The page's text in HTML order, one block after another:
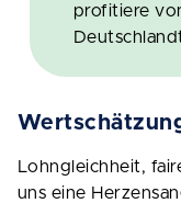
profitiere
Lohngleichheit,
uns eine